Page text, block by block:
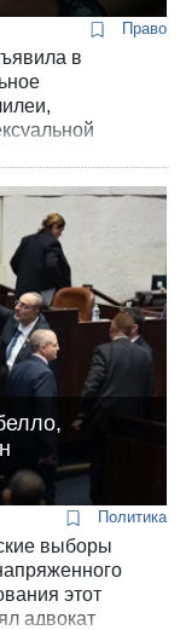
Право
в
развратных
подростков
детской
Политика
выборы
этот
адвокат